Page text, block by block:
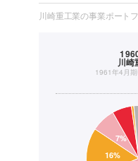
川崎重工業の事業ポート
川崎
1961年4月期